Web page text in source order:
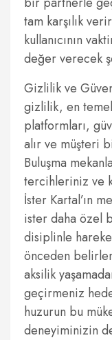
tam karşılık
kullanıcının
değer verecek
Gizlilik ve
gizlilik, en temel
platformları,
alır ve müşteri
Buluşma
tercihleriniz ve
İster Kartal’ın
ister daha özel
disiplinle
önceden
aksilik
geçirmeniz
huzurun bu
deneyiminizin